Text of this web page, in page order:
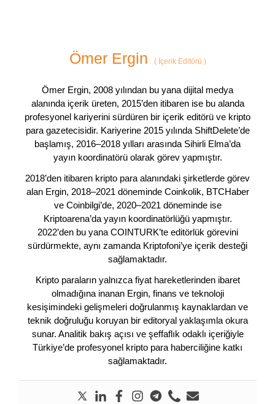
Ömer Ergin (İçerik Editörü )
Ömer Ergin, 2008 yılından bu yana dijital medya
alanında içerik üreten, 2015’den itibaren ise bu alanda
profesyonel kariyerini sürdüren bir içerik editörü ve kripto
para gazetecisidir. Kariyerine 2015 yılında ShiftDelete’de
başlamış, 2016–2018 yılları arasında Sihirli Elma’da
yayın koordinatörü olarak görev yapmıştır.
2018’den itibaren kripto para alanındaki şirketlerde görev
alan Ergin, 2018–2021 döneminde Coinkolik, BTCHaber
ve Coinbilgi’de, 2020–2021 döneminde ise
Kriptoarena’da yayın koordinatörlüğü yapmıştır.
2022’den bu yana COINTURK’te editörlük görevini
sürdürmekte, aynı zamanda Kriptofoni’ye içerik desteği
sağlamaktadır.
Kripto paraların yalnızca fiyat hareketlerinden ibaret
olmadığına inanan Ergin, finans ve teknoloji
kesişimindeki gelişmeleri doğrulanmış kaynaklardan ve
teknik doğruluğu koruyan bir editoryal yaklaşımla okura
sunar. Analitik bakış açısı ve şeffaflık odaklı içeriğiyle
Türkiye’de profesyonel kripto para haberciliğine katkı
sağlamaktadır.